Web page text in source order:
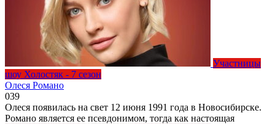
Участницы
шоу Холостяк - 7 сезон
Олеся Романо
039
Олеся появилась на свет 12 июня 1991 года в Новосибирске.
Романо является ее псевдонимом, тогда как настоящая